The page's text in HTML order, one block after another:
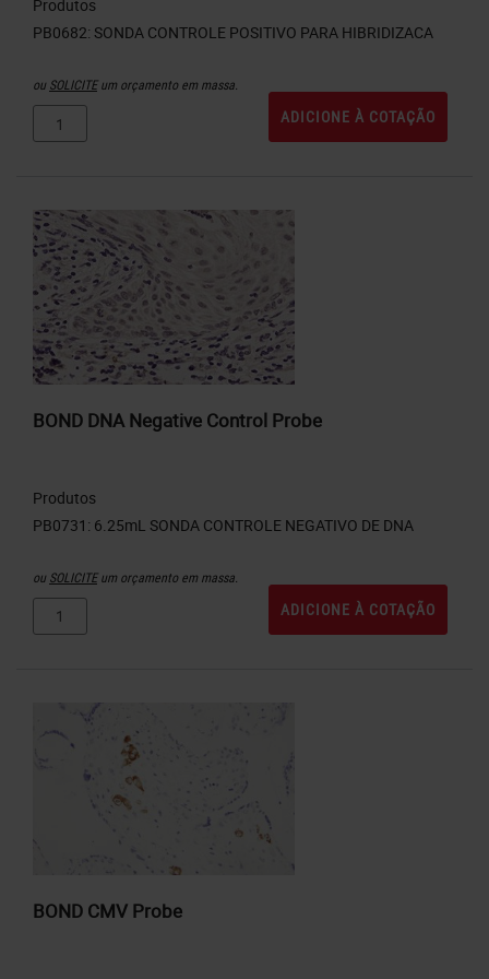
Produtos
ou SOLICITEum orçamento em massa.
ADICIONE À COTAÇÃO
BOND DNA Negative Control Probe
Produtos
ou SOLICITEum orçamento em massa.
ADICIONE À COTAÇÃO
BOND CMV Probe